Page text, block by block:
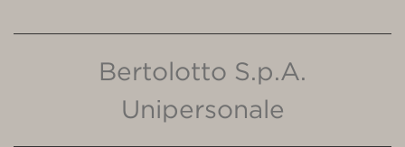
Bertolotto S.p.A.
Unipersonale